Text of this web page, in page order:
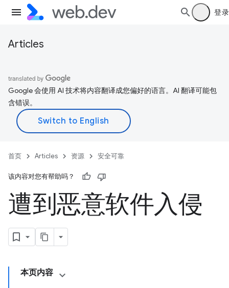
登录
Articles
Google 会使用 AI 技术将内容翻译成您偏好的语言。AI 翻译可能包
含错误。
首页 Articles 资源 安全可靠
该内容对您有帮助吗？
遭到恶意软件入侵
本页内容